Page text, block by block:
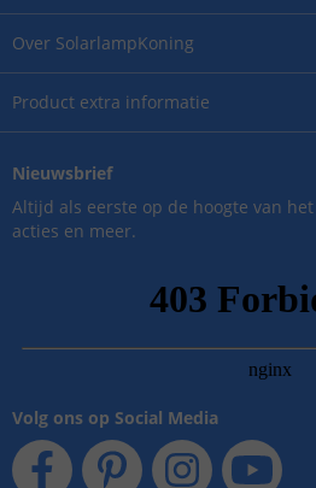
Over SolarlampKoning
Product extra informatie
Nieuwsbrief
Altijd als eerste op de hoogte van
acties en meer.
Volg ons op Social Media